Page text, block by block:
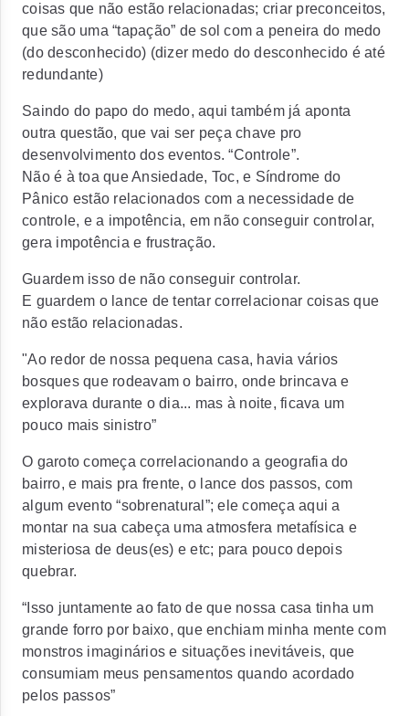
coisas que não estão relacionadas; criar preconceitos,
que são uma “tapação” de sol com a peneira do medo
(do desconhecido) (dizer medo do desconhecido é até
redundante)
Saindo do papo do medo, aqui também já aponta
outra questão, que vai ser peça chave pro
desenvolvimento dos eventos. “Controle”.
Não é à toa que Ansiedade, Toc, e Síndrome do
Pânico estão relacionados com a necessidade de
controle, e a impotência, em não conseguir controlar,
gera impotência e frustração.
Guardem isso de não conseguir controlar.
E guardem o lance de tentar correlacionar coisas que
não estão relacionadas.
"Ao redor de nossa pequena casa, havia vários
bosques que rodeavam o bairro, onde brincava e
explorava durante o dia... mas à noite, ficava um
pouco mais sinistro”
O garoto começa correlacionando a geografia do
bairro, e mais pra frente, o lance dos passos, com
algum evento “sobrenatural”; ele começa aqui a
montar na sua cabeça uma atmosfera metafísica e
misteriosa de deus(es) e etc; para pouco depois
quebrar.
“Isso juntamente ao fato de que nossa casa tinha um
grande forro por baixo, que enchiam minha mente com
monstros imaginários e situações inevitáveis, que
consumiam meus pensamentos quando acordado
pelos passos”